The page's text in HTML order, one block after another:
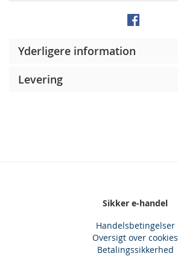
Yderligere information
Levering
Sikker e-handel
Handelsbetingelser
Oversigt over cookies
Betalingssikkerhed